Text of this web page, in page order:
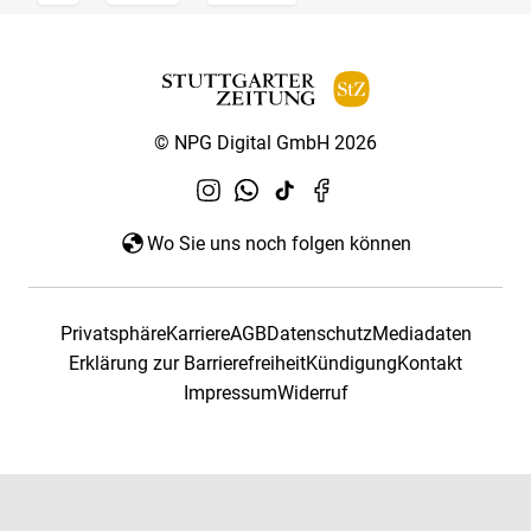
© NPG Digital GmbH 2026
Wo Sie uns noch folgen können
PrivatsphäreKarriereAGBDatenschutzMediadaten
Erklärung zur BarrierefreiheitKündigungKontakt
ImpressumWiderruf